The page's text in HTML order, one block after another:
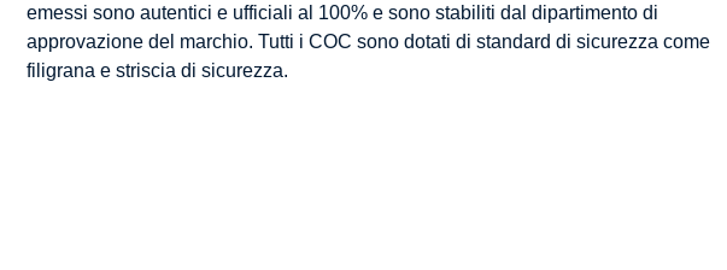
emessi sono autentici e ufficiali al 100% e sono stabiliti dal dipartimento di
approvazione del marchio. Tutti i COC sono dotati di standard di sicurezza come
filigrana e striscia di sicurezza.